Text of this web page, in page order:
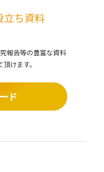
立ち資料
報告等の豊富な資料
けます。
ド